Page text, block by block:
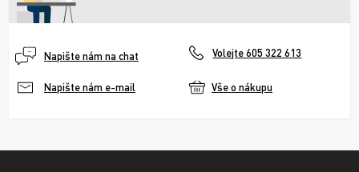
Napište nám na chat Volejte 605 322 613
Napište nám e-mail Vše o nákupu